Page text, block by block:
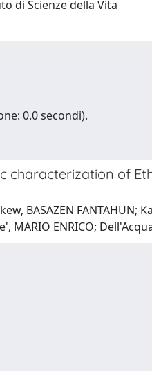
di Scienze della Vita
0.0 secondi).
characterization of
BASAZEN FANTAHUN;
MARIO ENRICO;